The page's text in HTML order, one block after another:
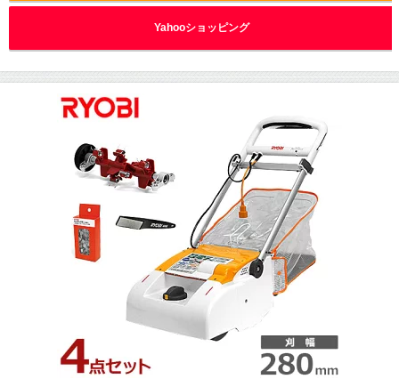
Yahooショッピング